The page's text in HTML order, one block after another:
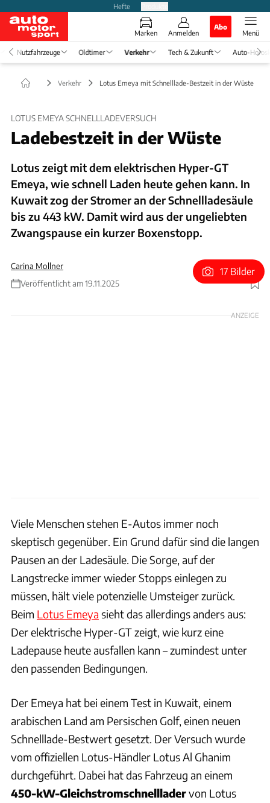
Hefte
Marken Anmelden
Abo
Menü
Nutzfahrzeuge Oldtimer Verkehr Tech & Zukunft Auto-
Verkehr Lotus Emeya mit Schnelllade-Bestzeit in der Wüste
LOTUS EMEYA SCHNELLLADEVERSUCH
Ladebestzeit in der Wüste
Lotus zeigt mit dem elektrischen Hyper-GT
Emeya, wie schnell Laden heute gehen kann. In
Kuwait zog der Stromer an der Schnellladesäule
bis zu 443 kW. Damit wird aus der ungeliebten
Zwangspause ein kurzer Boxenstopp.
Carina Mollner
Veröffentlicht am 19.11.2025
Foto: Achim Hartmann
17 Bilder
ANZEIGE
Viele Menschen stehen E-Autos immer noch
skeptisch gegenüber. Ein Grund dafür sind die langen
Pausen an der Ladesäule. Die Sorge, auf der
Langstrecke immer wieder Stopps einlegen zu
müssen, hält viele potenzielle Umsteiger zurück.
Beim Lotus Emeya sieht das allerdings anders aus:
Der elektrische Hyper-GT zeigt, wie kurz eine
Ladepause heute ausfallen kann – zumindest unter
den passenden Bedingungen.
Der Emeya hat bei einem Test in Kuwait, einem
arabischen Land am Persischen Golf, einen neuen
Schnelllade-Bestwert gesetzt. Der Versuch wurde
vom offiziellen Lotus-Händler Lotus Al Ghanim
durchgeführt. Dabei hat das Fahrzeug an einem
450-kW-Gleichstromschnellladervon Lotus